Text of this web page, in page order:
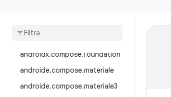
androidx
androidx.compose.foundation
androide.compose.materiale
androide.compose.materiale3